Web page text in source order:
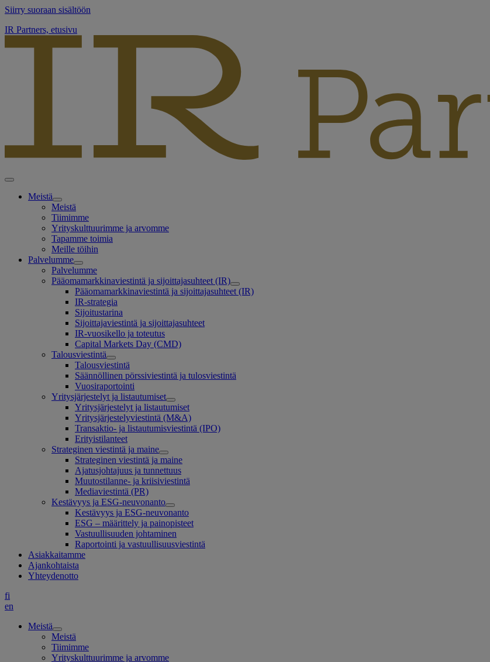
Siirry suoraan sisältöön
IR Partners, etusivu
Meistä
Meistä
Tiimimme
Yrityskulttuurimme ja arvomme
Tapamme toimia
Meille töihin
Palvelumme
Palvelumme
Pääomamarkkinaviestintä ja sijoittajasuhteet (IR)
Pääomamarkkinaviestintä ja sijoittajasuhteet (IR)
IR-strategia
Sijoitustarina
Sijoittajaviestintä ja sijoittajasuhteet
IR-vuosikello ja toteutus
Capital Markets Day (CMD)
Talousviestintä
Talousviestintä
Säännöllinen pörssiviestintä ja tulosviestintä
Vuosiraportointi
Yritysjärjestelyt ja listautumiset
Yritysjärjestelyt ja listautumiset
Yritysjärjestelyviestintä (M&A)
Transaktio- ja listautumisviestintä (IPO)
Erityistilanteet
Strateginen viestintä ja maine
Strateginen viestintä ja maine
Ajatusjohtajuus ja tunnettuus
Muutostilanne- ja kriisiviestintä
Mediaviestintä (PR)
Kestävyys ja ESG-neuvonanto
Kestävyys ja ESG-neuvonanto
ESG – määrittely ja painopisteet
Vastuullisuuden johtaminen
Raportointi ja vastuullisuusviestintä
Asiakkaitamme
Ajankohtaista
Yhteydenotto
fi
en
Meistä
Meistä
Tiimimme
Yrityskulttuurimme ja arvomme